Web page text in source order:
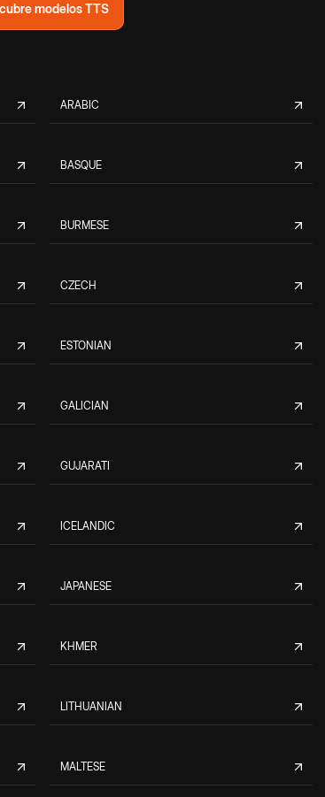
modelos TTS
ARABIC
BASQUE
BURMESE
CZECH
ESTONIAN
GALICIAN
GUJARATI
ICELANDIC
JAPANESE
KHMER
LITHUANIAN
MALTESE